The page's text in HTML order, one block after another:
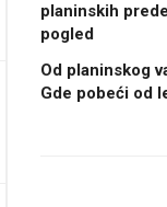
planinskih
pogled
Od planinskog
Gde pobeći od